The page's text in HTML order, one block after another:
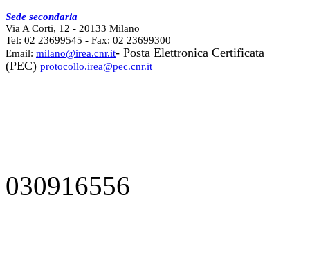
Sede secondaria
Via A Corti, 12 - 20133 Milano
Tel: 02 23699545 - Fax: 02 23699300
Email: milano@irea.cnr.it- Posta Elettronica Certificata
(PEC) protocollo.irea@pec.cnr.it
030916556